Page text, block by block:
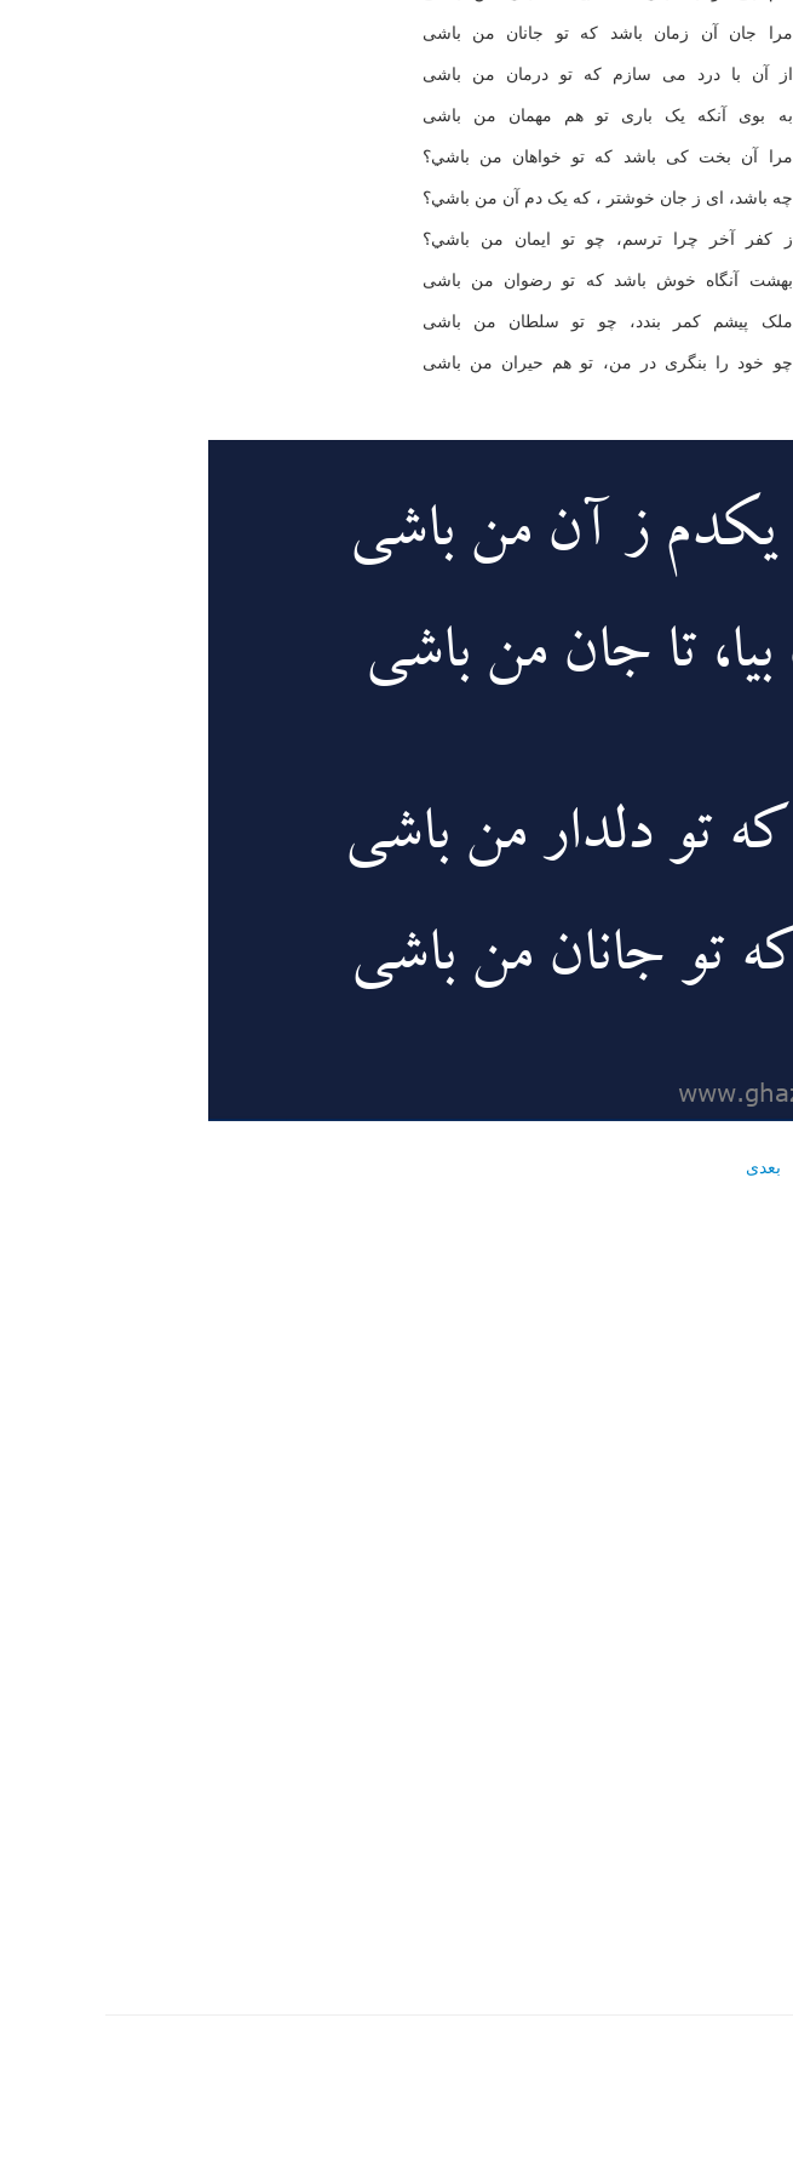
مرا جان آن زمان باشد که تو جانان من باشى
از آن با درد مى سازم که تو درمان من باشى
به بوى آنکه يک بارى تو هم مهمان من باشى
مرا آن بخت کى باشد که تو خواهان من باشي؟
چه باشد، اى ز جان خوشتر ، که يک دم آن من باشي؟
ز کفر آخر چرا ترسم، چو تو ايمان من باشي؟
بهشت آنگاه خوش باشد که تو رضوان من باشى
ملک پيشم کمر بندد، چو تو سلطان من باشى
چو خود را بنگرى در من، تو هم حيران من باشى
بعدی